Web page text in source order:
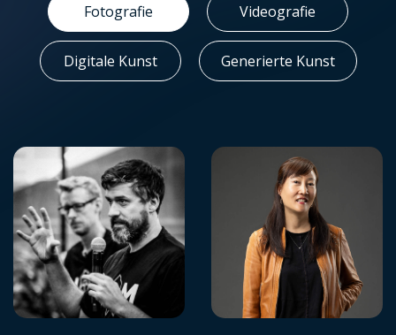
Fotografie Videografie
Digitale Kunst Generierte Kunst